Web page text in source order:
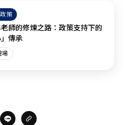
策
師的修煉之路：政策支持下的
」傳承
場